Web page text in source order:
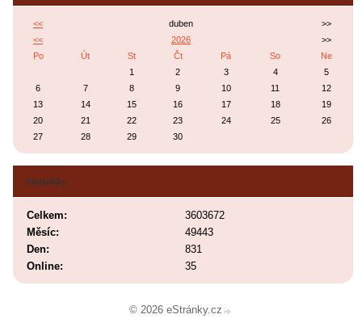
<< duben
>>
<<
2026
>>
Po
Út St Čt Pá So
Ne
1
2 3 4
5
6
7 8 9 10 11
12
13
14 15 16 17 18
19
20
21 22 23 24 25
26
27
28 29 30
Statistiky
Online: 35
Celkem:
3603672
Měsíc:
49443
Den:
831
© 2026 eStránky.cz